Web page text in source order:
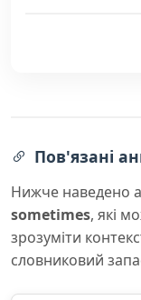
Пов'язані
Нижче наведено
sometimes, які
зрозуміти
словниковий